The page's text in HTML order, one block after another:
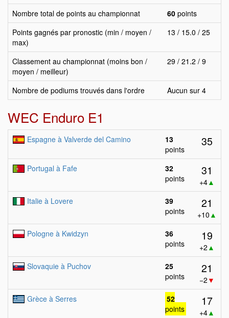
Nombre total de points au championnat
60 points
Points gagnés par pronostic (min / moyen /
max)
13 / 15.0 / 25
Classement au championnat (moins bon /
moyen / meilleur)
29 / 21.2 / 9
Nombre de podiums trouvés dans l'ordre Aucun sur 4
WEC Enduro E1
Espagne à Valverde del Camino
13
points
35
Portugal à Fafe
32
points
31
+4▲
Italie à Lovere
39
points
21
+10 ▲
Pologne à Kwidzyn
36
points
19
+2 ▲
Slovaquie à Puchov
25
points
21
−2 ▼
Grèce à Serres
52
points
17
+4▲